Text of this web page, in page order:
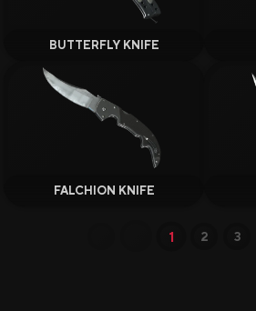
BUTTERFLY KNIFE
FALCHION KNIFE
1 2 3